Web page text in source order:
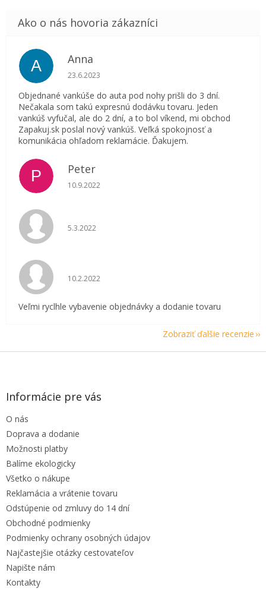
A Anna
Hodnotenie obchodu je 5 z 5 hviezdičiek.
23.6.2023
Objednané vankúše do auta pod nohy prišli do 3 dní.
Nečakala som takú expresnú dodávku tovaru. Jeden
vankúš vyfučal, ale do 2 dní, a to bol víkend, mi obchod
Zapakuj.sk poslal nový vankúš. Veľká spokojnosť a
komunikácia ohľadom reklamácie. Ďakujem.
P Peter
Hodnotenie obchodu je 5 z 5 hviezdičiek.
10.9.2022
Hodnotenie obchodu je 5 z 5 hviezdičiek.
5.3.2022
Hodnotenie obchodu je 5 z 5 hviezdičiek.
10.2.2022
Veľmi ryclhle vybavenie objednávky a dodanie tovaru
Zobraziť ďalšie recenzie
Z
Informácie pre vás
O nás
Doprava a dodanie
Možnosti platby
Balíme ekologicky
Všetko o nákupe
Reklamácia a vrátenie tovaru
Odstúpenie od zmluvy do 14 dní
Obchodné podmienky
Podmienky ochrany osobných údajov
Najčastejšie otázky cestovateľov
Napište nám
Kontakty